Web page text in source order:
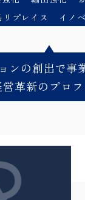
プレイス
イノ
ンの創出で事
革新のプロ